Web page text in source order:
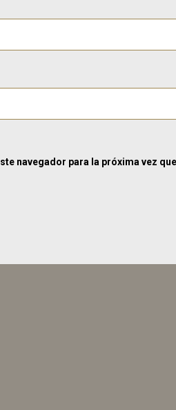
navegador para la próxima vez